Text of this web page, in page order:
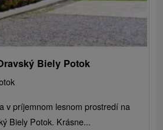
Biely Potok
v príjemnom lesnom prostredí na
Biely Potok. Krásne...